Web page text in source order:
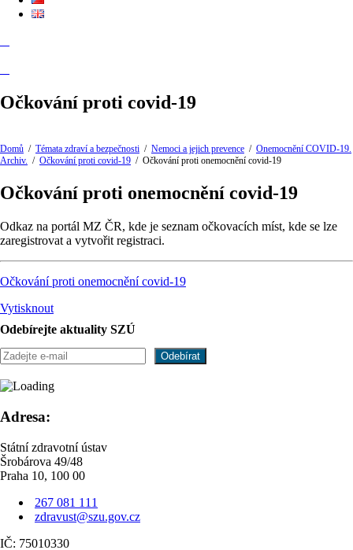
Očkování proti covid-19
Domů / Témata zdraví a bezpečnosti / Nemoci a jejich prevence / Onemocnění COVID-19.
Archiv. / Očkování proti covid-19 / Očkování proti onemocnění covid-19
Očkování proti onemocnění covid-19
Odkaz na portál MZ ČR, kde je seznam očkovacích míst, kde se lze
zaregistrovat a vytvořit registraci.
Očkování proti onemocnění covid-19
Vytisknout
Odebírejte aktuality SZÚ
Adresa:
Státní zdravotní ústav
Šrobárova 49/48
Praha 10, 100 00
267 081 111
zdravust@szu.gov.cz
IČ: 75010330